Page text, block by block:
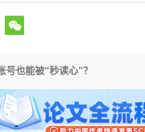
号也能被“秒读心”？